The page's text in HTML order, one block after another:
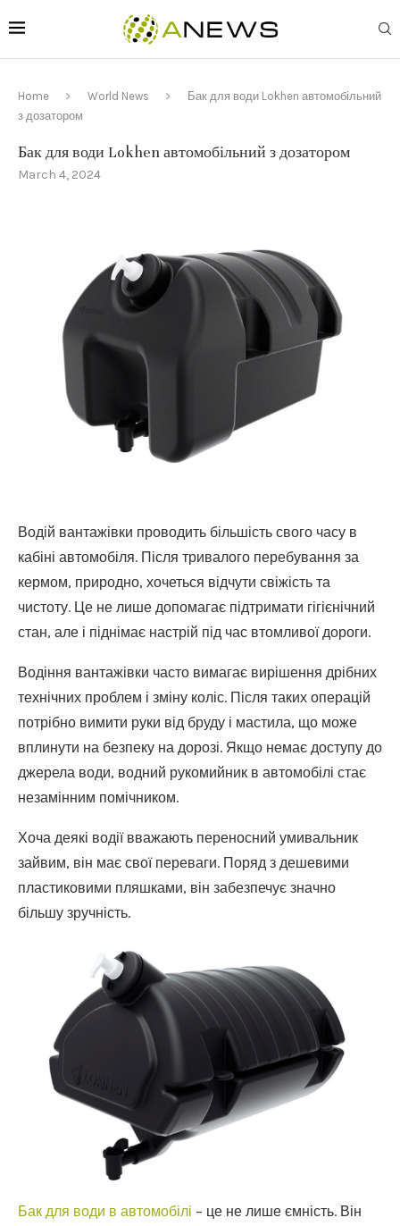
Home World News
Бак для води Lokhen автомобільний
з дозатором
Бак для води Lokhen автомобільний з дозатором
March 4, 2024
Водій вантажівки проводить більшість свого часу в
кабіні автомобіля. Після тривалого перебування за
кермом, природно, хочеться відчути свіжість та
чистоту. Це не лише допомагає підтримати гігієнічний
стан, але і піднімає настрій під час втомливої дороги.
Водіння вантажівки часто вимагає вирішення дрібних
технічних проблем і зміну коліс. Після таких операцій
потрібно вимити руки від бруду і мастила, що може
вплинути на безпеку на дорозі. Якщо немає доступу до
джерела води, водний рукомийник в автомобілі стає
незамінним помічником.
Хоча деякі водії вважають переносний умивальник
зайвим, він має свої переваги. Поряд з дешевими
пластиковими пляшками, він забезпечує значно
більшу зручність.
Бак для води в автомобілі – це не лише ємність. Він